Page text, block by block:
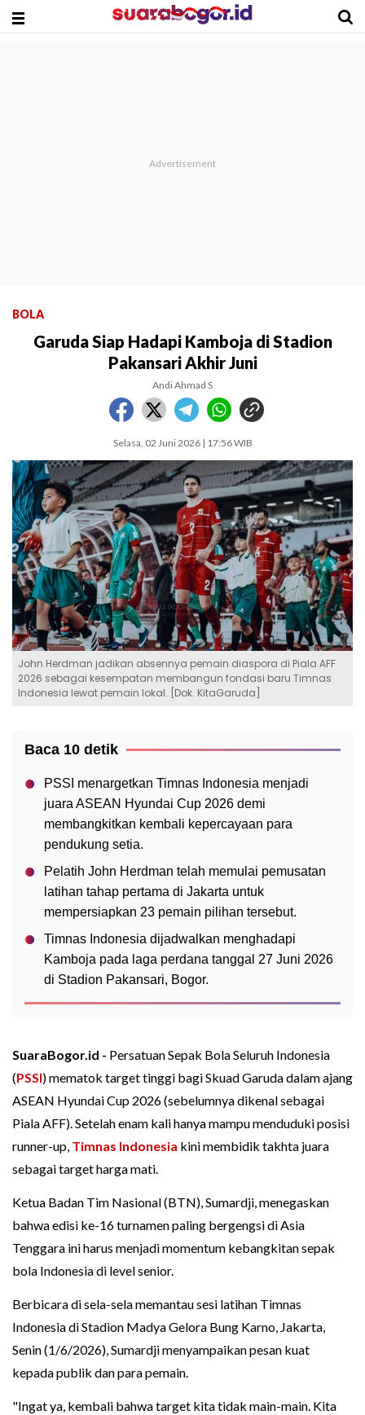
BOLA
Garuda Siap Hadapi Kamboja di Stadion
Pakansari Akhir Juni
Andi Ahmad S
Selasa, 02 Juni 2026 | 17:56 WIB
John Herdman jadikan absennya pemain diaspora di Piala AFF
2026 sebagai kesempatan membangun fondasi baru Timnas
Indonesia lewat pemain lokal. [Dok. KitaGaruda]
Baca 10 detik
PSSI menargetkan Timnas Indonesia menjadi
juara ASEAN Hyundai Cup 2026 demi
membangkitkan kembali kepercayaan para
pendukung setia.
Pelatih John Herdman telah memulai pemusatan
latihan tahap pertama di Jakarta untuk
mempersiapkan 23 pemain pilihan tersebut.
Timnas Indonesia dijadwalkan menghadapi
Kamboja pada laga perdana tanggal 27 Juni 2026
di Stadion Pakansari, Bogor.
SuaraBogor.id - Persatuan Sepak Bola Seluruh Indonesia
(PSSI) mematok target tinggi bagi Skuad Garuda dalam ajang
ASEAN Hyundai Cup 2026 (sebelumnya dikenal sebagai
Piala AFF). Setelah enam kali hanya mampu menduduki posisi
runner-up, Timnas Indonesia kini membidik takhta juara
sebagai target harga mati.
Ketua Badan Tim Nasional (BTN), Sumardji, menegaskan
bahwa edisi ke-16 turnamen paling bergengsi di Asia
Tenggara ini harus menjadi momentum kebangkitan sepak
bola Indonesia di level senior.
Berbicara di sela-sela memantau sesi latihan Timnas
Indonesia di Stadion Madya Gelora Bung Karno, Jakarta,
Senin (1/6/2026), Sumardji menyampaikan pesan kuat
kepada publik dan para pemain.
"Ingat ya, kembali bahwa target kita tidak main-main. Kita